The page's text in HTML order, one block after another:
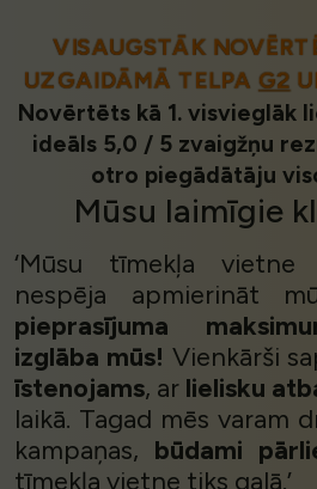
VISAUGSTĀK
UZGAIDĀMĀ TELPA G2
Novērtēts kā 1. visvieglāk
ideāls 5,0 / 5 zvaigžņu
otro piegādātāju
Mūsu laimīgie
‘Mūsu tīmekļa vietne
nespēja apmierināt
pieprasījuma
izglāba mūs! Vienkārši
īstenojams, ar lielisku
laikā. Tagad mēs varam
kampaņas, būdami
tīmekļa vietne tiks galā.’